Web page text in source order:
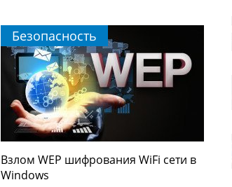
Безопасность
Взлом WEP шифрования WiFi сети в
Windows